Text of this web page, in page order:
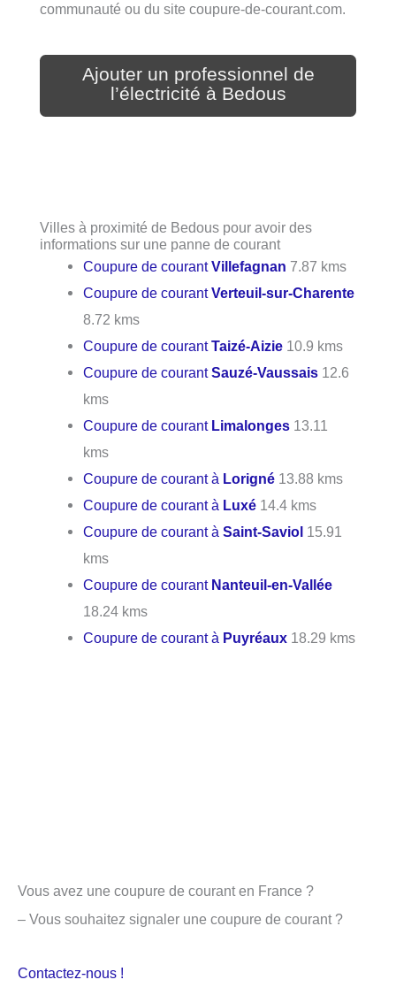
communauté ou du site coupure-de-courant.com.
Ajouter un professionnel de
l’électricité à Bedous
Villes à proximité de Bedous pour avoir des
informations sur une panne de courant
Coupure de courantVillefagnan 7.87 kms
Coupure de courantVerteuil-sur-Charente
8.72 kms
Coupure de courantTaizé-Aizie 10.9 kms
Coupure de courantSauzé-Vaussais 12.6
kms
Coupure de courant Limalonges 13.11
kms
Coupure de courant à Lorigné 13.88 kms
Coupure de courant à Luxé 14.4 kms
Coupure de courant àSaint-Saviol 15.91
kms
Coupure de courant Nanteuil-en-Vallée
18.24 kms
Coupure de courant à Puyréaux 18.29 kms
Vous avez une coupure de courant en France ?
– Vous souhaitez signaler une coupure de courant ?
Contactez-nous !